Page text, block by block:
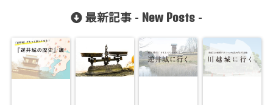
最新記事 - New Posts -